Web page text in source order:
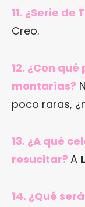
11. ¿Serie de
Creo.
12. ¿Con
montarías?
poco raras,
13. ¿A qué
resucitar? A
14. ¿Qué